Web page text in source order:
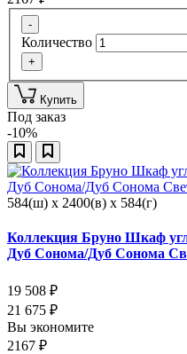
-
Количество
+
Купить
Под заказ
-10%
584(ш) x 2400(в) x 584(г)
Коллекция Бруно Шкаф
Дуб Сонома/Дуб Сонома
19 508 ₽
21 675 ₽
Вы экономите
2167 ₽